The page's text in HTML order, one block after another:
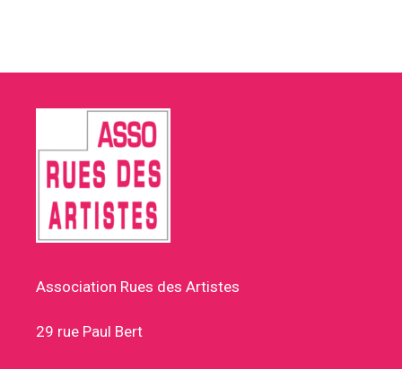
Association Rues des Artistes
29 rue Paul Bert